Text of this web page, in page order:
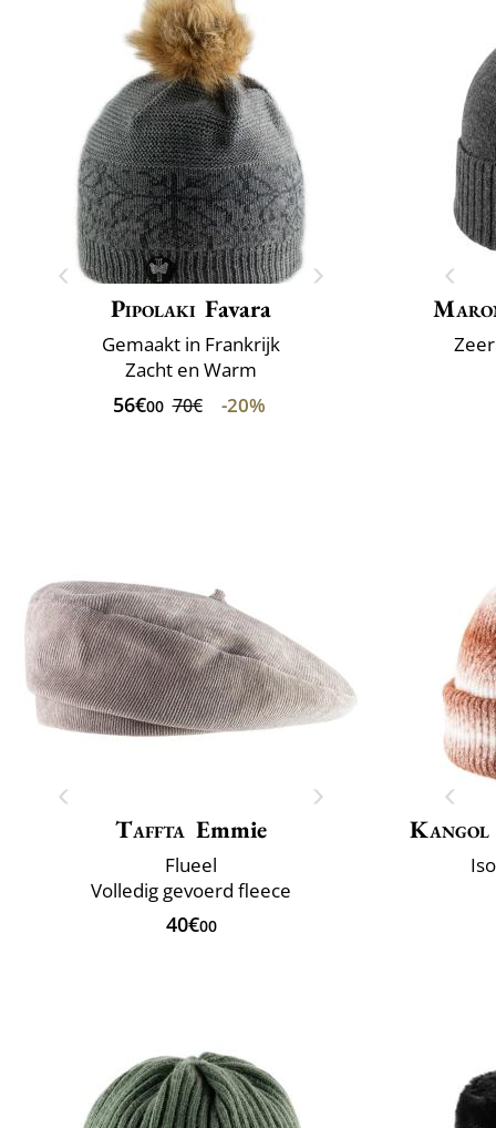
Pipolaki Favara
Gemaakt in Frankrijk
Zacht en Warm
56€00 70€ -20%
Taffta Emmie
Flueel
Volledig gevoerd fleece
40€00
Kangol